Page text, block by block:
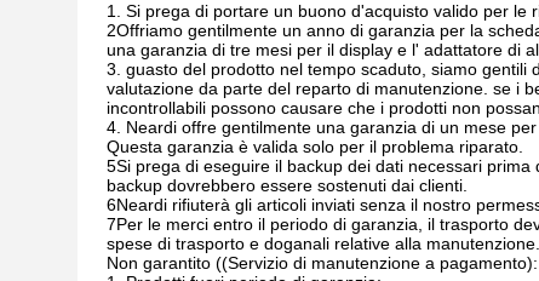
1. Si prega di portare un buono d'acquisto valido per le
2Offriamo gentilmente un anno di garanzia per la
una garanzia di tre mesi per il display e l' adattatore di
3. guasto del prodotto nel tempo scaduto, siamo
valutazione da parte del reparto di manutenzione. se i
incontrollabili possono causare che i prodotti non
4. Neardi offre gentilmente una garanzia di un mese
Questa garanzia è valida solo per il problema riparato.
5Si prega di eseguire il backup dei dati necessari
backup dovrebbero essere sostenuti dai clienti.
6Neardi rifiuterà gli articoli inviati senza il nostro
7Per le merci entro il periodo di garanzia, il trasporto
spese di trasporto e doganali relative alla manutenzione.
Non garantito ((Servizio di manutenzione a pagamento):